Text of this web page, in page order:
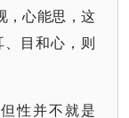
，心能思，这
目和心，则
性并不就是